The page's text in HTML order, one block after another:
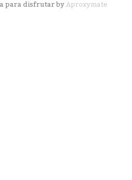
para disfrutar by Aproxymate